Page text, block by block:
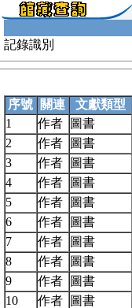
記錄識別
序號
關連 文獻類型
1
作者 圖書
2
作者 圖書
3
作者 圖書
4
作者 圖書
5
作者 圖書
6
作者 圖書
7
作者 圖書
8
作者 圖書
9
作者 圖書
10
作者 圖書